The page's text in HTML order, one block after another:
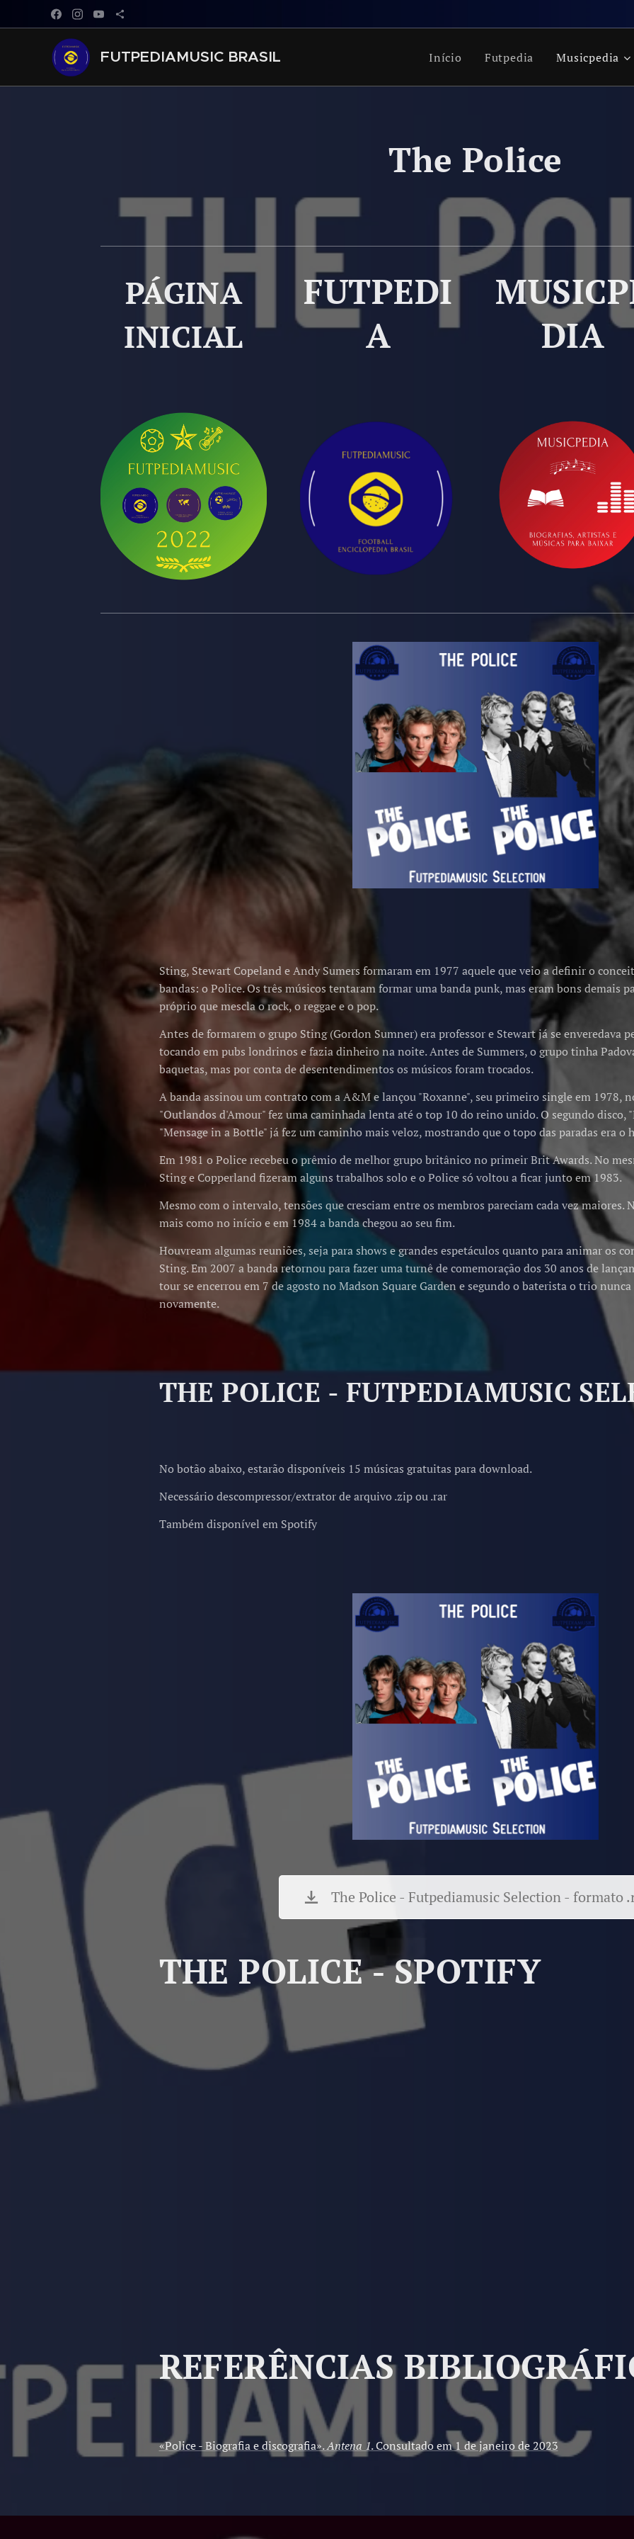
FUTPEDIAMUSIC BRASIL Início Futpedia Musicpedia
The Police
PÁGINA
INICIAL
FUTPEDI
A
DIA
Sting, Stewart Copeland e Andy Sumers formaram em 1977 aquele que veio a definir o
bandas: o Police. Os três músicos tentaram formar uma banda punk, mas eram bons demais
próprio que mescla o rock, o reggae e o pop.
Antes de formarem o grupo Sting (Gordon Sumner) era professor e Stewart já se enveredava
tocando em pubs londrinos e fazia dinheiro na noite. Antes de Summers, o grupo tinha
baquetas, mas por conta de desentendimentos os músicos foram trocados.
A banda assinou um contrato com a A&M e lançou "Roxanne", seu primeiro single em 1978,
"Outlandos d'Amour" fez uma caminhada lenta até o top 10 do reino unido. O segundo disco,
"Mensage in a Bottle" já fez um caminho mais veloz, mostrando que o topo das paradas era
Em 1981 o Police recebeu o prêmio de melhor grupo britânico no primeir Brit Awards. No
Sting e Copperland fizeram alguns trabalhos solo e o Police só voltou a ficar junto em 1983.
Mesmo com o intervalo, tensões que cresciam entre os membros pareciam cada vez maiores.
mais como no início e em 1984 a banda chegou ao seu fim.
Houvream algumas reuniões, seja para shows e grandes espetáculos quanto para animar os
Sting. Em 2007 a banda retornou para fazer uma turnê de comemoração dos 30 anos de
tour se encerrou em 7 de agosto no Madson Square Garden e segundo o baterista o trio
novamente.
THE POLICE - FUTPEDIAMUSIC
No botão abaixo, estarão disponíveis 15 músicas gratuitas para download.
Necessário descompressor/extrator de arquivo .zip ou .rar
Também disponível em Spotify
The Police - Futpediamusic Selection - formato
THE POLICE - SPOTIFY
REFERÊNCIAS
«Police - Biografia e discografia».Antena 1. Consultado em 1 de janeiro de 2023